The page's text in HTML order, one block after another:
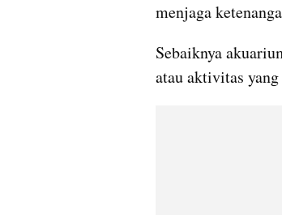
menjaga
Sebaiknya
atau aktivitas